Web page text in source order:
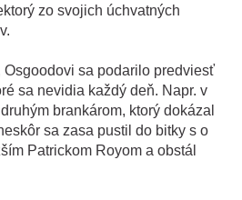
zo svojich úchvatných
sa podarilo predviesť
sa nevidia každý deň. Napr. v
brankárom, ktorý dokázal
sa zasa pustil do bitky s o
Patrickom Royom a obstál